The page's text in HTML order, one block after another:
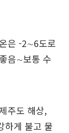
은 -2∼6도로
음∼보통 수
주도 해상,
하게 불고 물